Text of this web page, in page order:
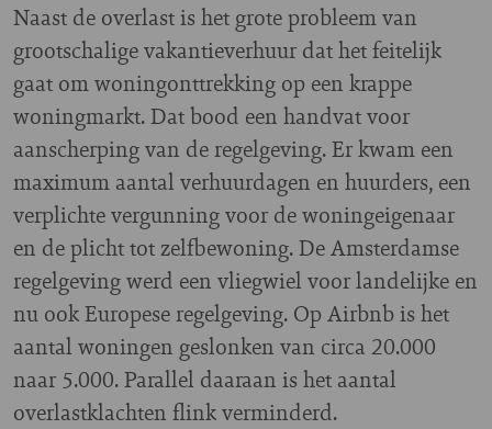
Naast de overlast is het grote probleem van
grootschalige vakantieverhuur dat het feitelijk
gaat om woningonttrekking op een krappe
woningmarkt. Dat bood een handvat voor
aanscherping van de regelgeving. Er kwam een
maximum aantal verhuurdagen en huurders, een
verplichte vergunning voor de woningeigenaar
en de plicht tot zelfbewoning. De Amsterdamse
regelgeving werd een vliegwiel voor landelijke en
nu ook Europese regelgeving. Op Airbnb is het
aantal woningen geslonken van circa 20.000
naar 5.000. Parallel daaraan is het aantal
overlastklachten flink verminderd.